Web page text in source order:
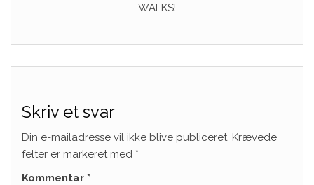
WALKS!
Skriv et svar
Din e-mailadresse vil ikke blive publiceret. Krævede
felter er markeret med *
Kommentar *